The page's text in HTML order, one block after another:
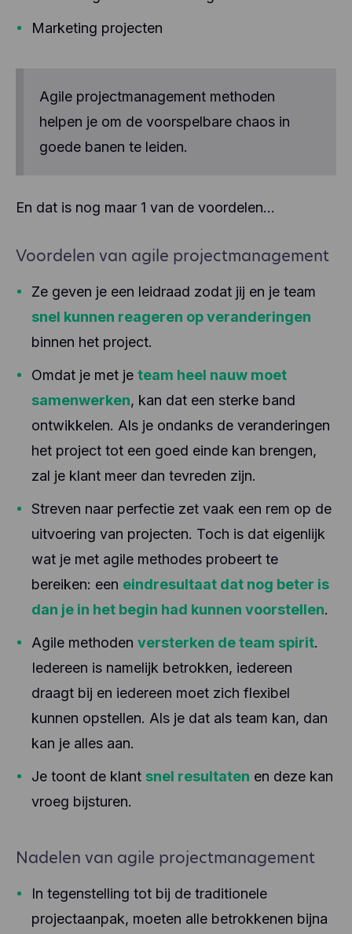
Marketing projecten
Agile projectmanagement methoden
helpen je om de voorspelbare chaos in
goede banen te leiden.
En dat is nog maar 1 van de voordelen…
Voordelen van agile projectmanagement
Ze geven je een leidraad zodat jij en je team
snel kunnen reageren op veranderingen
binnen het project.
Omdat je met je team heel nauw moet
samenwerken, kan dat een sterke band
ontwikkelen. Als je ondanks de veranderingen
het project tot een goed einde kan brengen,
zal je klant meer dan tevreden zijn.
Streven naar perfectie zet vaak een rem op de
uitvoering van projecten. Toch is dat eigenlijk
wat je met agile methodes probeert te
bereiken: een eindresultaat dat nog beter is
dan je in het begin had kunnen voorstellen.
Agile methoden versterken de team spirit.
Iedereen is namelijk betrokken, iedereen
draagt bij en iedereen moet zich flexibel
kunnen opstellen. Als je dat als team kan, dan
kan je alles aan.
Je toont de klant snel resultaten en deze kan
vroeg bijsturen.
Nadelen van agile projectmanagement
In tegenstelling tot bij de traditionele
projectaanpak, moeten alle betrokkenen bijna
andere informatie en worden niet gedeeld met
andere partijen.
Hotjar helpt de ervaring van onze gebruikers beter
klikken, wat gebruikers wel en niet leuk vinden,
enz.). Hotjar gebruikt cookies en andere
technologieën om gegevens te verzamelen over
Hotjar slaat deze informatie op in een
individuele gebruikers te identificeren of te
koppelen aan verdere gegevens over een